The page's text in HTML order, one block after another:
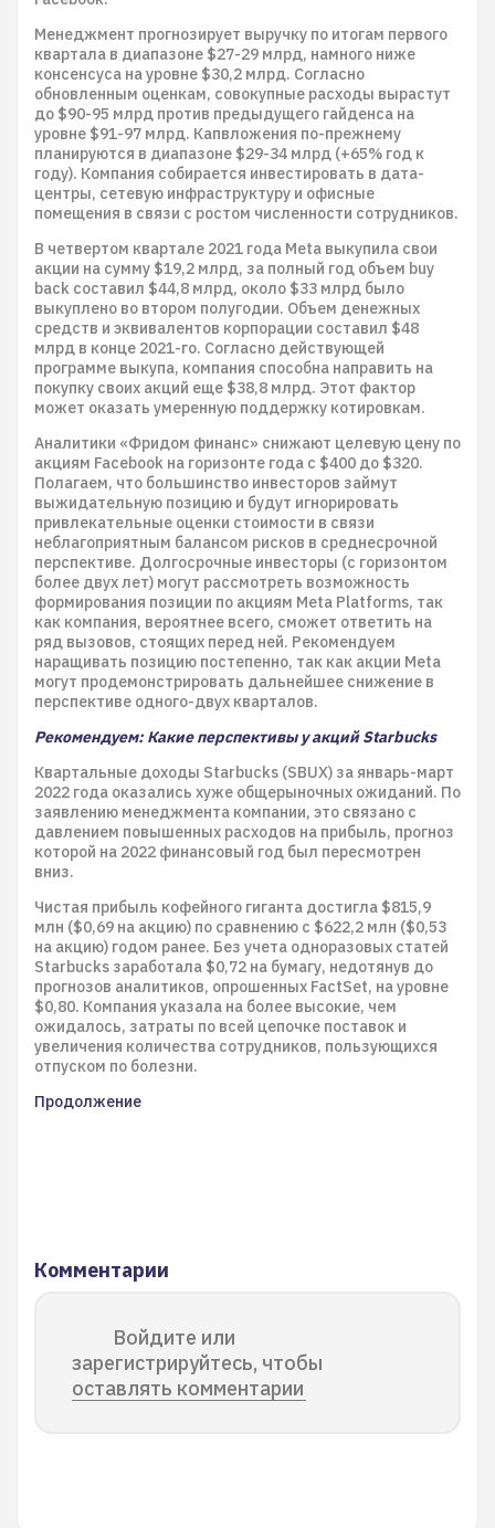
Менеджмент прогнозирует выручку по итогам первого
квартала в диапазоне $27-29 млрд, намного ниже
консенсуса на уровне $30,2 млрд. Согласно
обновленным оценкам, совокупные расходы вырастут
до $90-95 млрд против предыдущего гайденса на
уровне $91-97 млрд. Капвложения по-прежнему
планируются в диапазоне $29-34 млрд (+65% год к
году). Компания собирается инвестировать в дата-
центры, сетевую инфраструктуру и офисные
помещения в связи с ростом численности сотрудников.
В четвертом квартале 2021 года Meta выкупила свои
акции на сумму $19,2 млрд, за полный год объем buy
back составил $44,8 млрд, около $33 млрд было
выкуплено во втором полугодии. Объем денежных
средств и эквивалентов корпорации составил $48
млрд в конце 2021-го. Согласно действующей
программе выкупа, компания способна направить на
покупку своих акций еще $38,8 млрд. Этот фактор
может оказать умеренную поддержку котировкам.
Аналитики «Фридом финанс» снижают целевую цену по
акциям Facebook на горизонте года с $400 до $320.
Полагаем, что большинство инвесторов займут
выжидательную позицию и будут игнорировать
привлекательные оценки стоимости в связи
неблагоприятным балансом рисков в среднесрочной
перспективе. Долгосрочные инвесторы (с горизонтом
более двух лет) могут рассмотреть возможность
формирования позиции по акциям Meta Platforms, так
как компания, вероятнее всего, сможет ответить на
ряд вызовов, стоящих перед ней. Рекомендуем
наращивать позицию постепенно, так как акции Meta
могут продемонстрировать дальнейшее снижение в
перспективе одного-двух кварталов.
Рекомендуем: Какие перспективы у акций Starbucks
Квартальные доходы Starbucks (SBUX) за январь-март
2022 года оказались хуже общерыночных ожиданий. По
заявлению менеджмента компании, это связано с
давлением повышенных расходов на прибыль, прогноз
которой на 2022 финансовый год был пересмотрен
вниз.
Чистая прибыль кофейного гиганта достигла $815,9
млн ($0,69 на акцию) по сравнению с $622,2 млн ($0,53
на акцию) годом ранее. Без учета одноразовых статей
Starbucks заработала $0,72 на бумагу, недотянув до
прогнозов аналитиков, опрошенных FactSet, на уровне
$0,80. Компания указала на более высокие, чем
ожидалось, затраты по всей цепочке поставок и
увеличения количества сотрудников, пользующихся
отпуском по болезни.
Продолжение
Комментарии
Войдите или
зарегистрируйтесь, чтобы
оставлять комментарии